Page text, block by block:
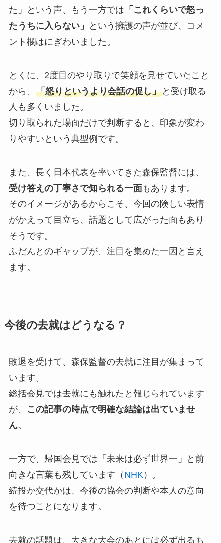
た」という声、もう一方では 「これくらいで怒っ
たうちに入らない」
という擁護の声が並び、コメ
ント欄はにぎわいました。
とくに、2度目のやり取りで笑顔を見せていたこと
から、 「怒りというより会話の促し」と受け取る
人も多くいました。
切り取られた場面だけで判断すると、印象が変わ
りやすいという典型例です。
また、長く日本代表を率いてきた森保監督には、
受け答えの丁寧さで知られる一面 もあります。
そのイメージがあるからこそ、今回の険しい表情
がかえって目立ち、話題として広がった面もあり
そうです。
ふだんとのギャップが、注目を集めた一因と言え
ます。
今後の去就はどうなる？
敗退を受けて、森保監督の去就に注目が集まって
います。
総括会見では去就にも触れたと報じられています
が、
この記事の時点で明確な結論は出ていませ
ん。
一方で、帰国会見では「未来は必ず世界一」と前
向きな言葉も残しています（ NHK ）。
続投か交代かは、今後の協会の判断や本人の意向
を待つことになります。
去就の話題は、大きな大会のあとには必ず出るも